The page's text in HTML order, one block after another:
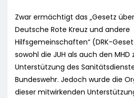
Zwar ermächtigt das „Gesetz
Deutsche Rote Kreuz und andere
Hilfsgemeinschaften“ (DRK-
sowohl die JUH als auch den MHD
Unterstützung des
Bundeswehr. Jedoch wurde die
dieser mitwirkenden